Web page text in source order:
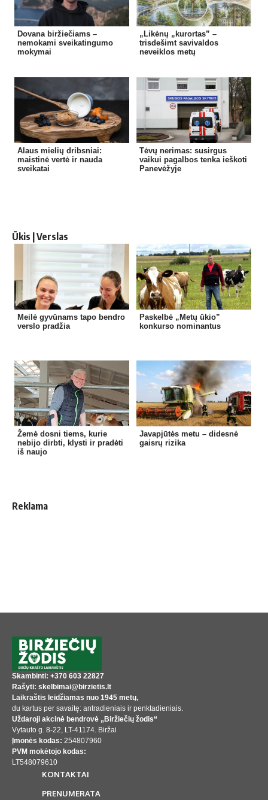
Dovana biržiečiams –
nemokami sveikatingumo
mokymai
„Likėnų „kurortas” –
trisdešimt savivaldos
neveiklos metų
Alaus mielių dribsniai:
maistinė vertė ir nauda
sveikatai
Tėvų nerimas: susirgus
vaikui pagalbos tenka ieškoti
Panevėžyje
Ūkis | Verslas
Meilė gyvūnams tapo bendro
verslo pradžia
Paskelbė „Metų ūkio”
konkurso nominantus
Žemė dosni tiems, kurie
nebijo dirbti, klysti ir pradėti
iš naujo
Javapjūtės metu – didesnė
gaisrų rizika
Reklama
Skambinti: +370 603 22827
Rašyti: skelbimai@birzietis.lt
Laikraštis leidžiamas nuo 1945 metų,
du kartus per savaitę: antradieniais ir penktadieniais.
Uždaroji akcinė bendrovė „Biržiečių žodis“
Vytauto g. 8-22, LT-41174. Biržai
Įmonės kodas: 254807960
PVM mokėtojo kodas:
LT548079610
KONTAKTAI
PRENUMERATA